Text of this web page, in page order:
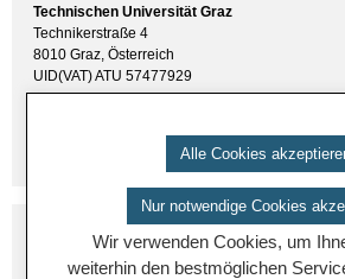
Technischen Universität Graz
Technikerstraße 4
8010 Graz, Österreich
UID(VAT) ATU 57477929
Alle Cookies
Nur notwendige Cookies
Wir verwenden Cookies, um
weiterhin den bestmöglichen